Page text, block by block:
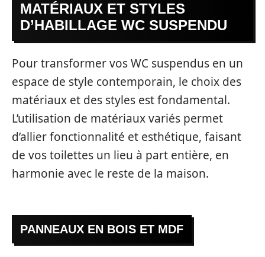
MATÉRIAUX ET STYLES
D’HABILLAGE WC SUSPENDU
Pour transformer vos WC suspendus en un
espace de style contemporain, le choix des
matériaux et des styles est fondamental.
L’utilisation de matériaux variés permet
d’allier fonctionnalité et esthétique, faisant
de vos toilettes un lieu à part entière, en
harmonie avec le reste de la maison.
PANNEAUX EN BOIS ET MDF